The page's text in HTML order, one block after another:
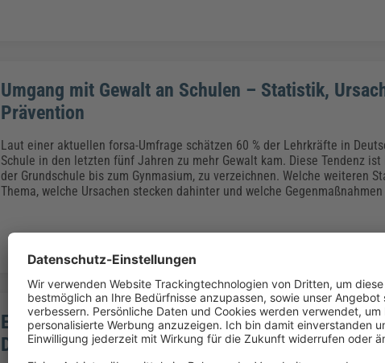
Umgang mit Gewalt an Schulen – Statistik,
Prävention
Laut einer aktuellen forsa-Umfrage schätzen 60 % der Lehrkräfte in
Schule in den letzten fünf Jahren zu mehr Gewalt kam. Diese Tendenz
der Grundschule bis zum Gynmasium, zu verzeichnen. Welche weiteren
Thema, welche Ursachen stecken dahinter und welche
Erste Hilfe Kindergarten: DIN zum Erste-Hilfe-
DGUV und Checkliste für Erzieherinnen und